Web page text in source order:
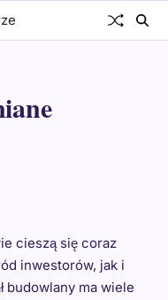
cieszą się coraz
inwestorów, jak i
budowlany ma wiele